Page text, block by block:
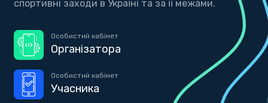
спортивні заходи в Україні та за її межами.
Особистий кабінет
Організатора
Особистий кабінет
Учасника